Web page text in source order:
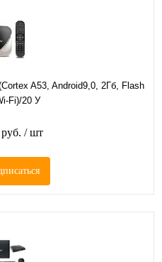
A53, Android9,0, 2Гб, Flash
Fi)/20 У
/ шт